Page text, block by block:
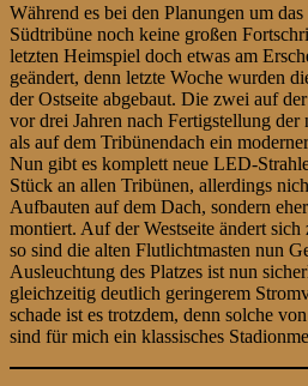
Während es bei den Planungen um
Südtribüne noch keine großen
letzten Heimspiel doch etwas am
geändert, denn letzte Woche wurden
der Ostseite abgebaut. Die zwei auf
vor drei Jahren nach Fertigstellung der
als auf dem Tribünendach ein
Nun gibt es komplett neue LED-
Stück an allen Tribünen, allerdings
Aufbauten auf dem Dach, sondern
montiert. Auf der Westseite ändert sich
so sind die alten Flutlichtmasten nun
Ausleuchtung des Platzes ist nun
gleichzeitig deutlich geringerem
schade ist es trotzdem, denn solche
sind für mich ein klassisches